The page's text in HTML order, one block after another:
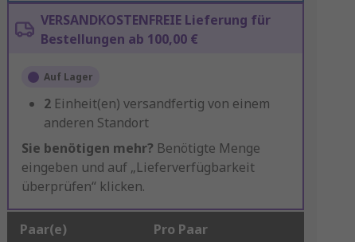
VERSANDKOSTENFREIE Lieferung für
Bestellungen ab 100,00 €
Auf Lager
2 Einheit(en) versandfertig von einem
anderen Standort
Sie benötigen mehr? Benötigte Menge
eingeben und auf „Lieferverfügbarkeit
überprüfen“ klicken.
Paar(e) Pro Paar